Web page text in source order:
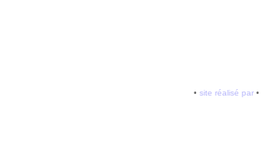
• site réalisé par•